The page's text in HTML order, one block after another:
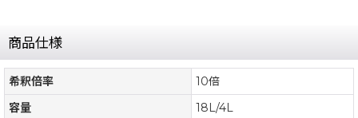
商品仕様
希釈倍率
10倍
容量
18L/4L